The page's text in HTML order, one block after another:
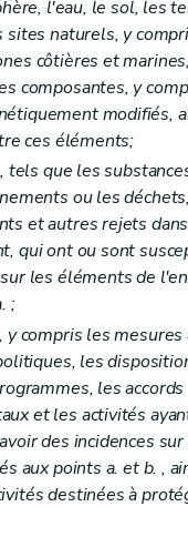
Demandes d'action
interrégionale
consultative
l'eau, le sol, les
sites naturels, y
côtières et
composantes, y
modifiés,
ces éléments;
tels que les
ou les
et autres rejets dans
qui ont ou sont
les éléments de
;
y compris les
les
les accords
et les activités
des incidences
aux points a. etb. ,
destinées à